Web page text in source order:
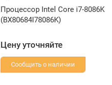
Процессор Intel Core i7-8086K
(BX80684I78086K)
Цену уточняйте
Сообщить о наличии